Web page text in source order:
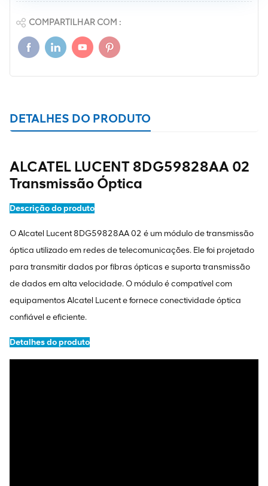
COMPARTILHAR COM :
DETALHES DO PRODUTO
ALCATEL LUCENT 8DG59828AA 02
Transmissão Óptica
Descrição do produto
O Alcatel Lucent 8DG59828AA 02 é um módulo de transmissão
óptica utilizado em redes de telecomunicações. Ele foi projetado
para transmitir dados por fibras ópticas e suporta transmissão
de dados em alta velocidade. O módulo é compatível com
equipamentos Alcatel Lucent e fornece conectividade óptica
confiável e eficiente.
Detalhes do produto